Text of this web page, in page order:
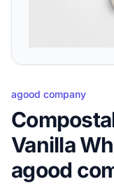
agood company
Vanilla
agood